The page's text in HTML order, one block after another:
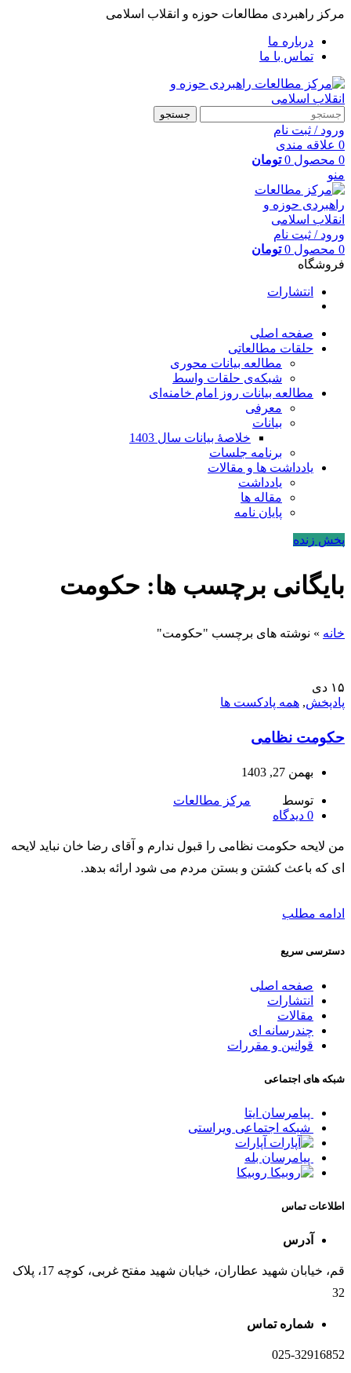
مرکز راهبردی مطالعات حوزه و انقلاب اسلامی
درباره ما
تماس با ما
جستجو
ورود / ثبت نام
0 علاقه مندی
0 محصول 0 تومان
منو
ورود / ثبت نام
0 محصول 0 تومان
فروشگاه
انتشارات
صفحه اصلی
حلقات مطالعاتی
مطالعه بیانات محوری
شبکه‌ی حلقات واسط
مطالعه بیانات روز امام خامنه‌ای
معرفی
بیانات
خلاصۀ بیانات سال 1403
برنامه جلسات
یادداشت ها و مقالات
یادداشت
مقاله ها
پایان نامه
پخش زنده
بایگانی برچسب ها: حکومت
خانه » نوشته های برچسب "حکومت"
۱۵ دی
پادپخش, همه پادکست ها
حکومت نظامی
بهمن 27, 1403
توسط
مرکز مطالعات
0 دیدگاه
من لایحه حکومت نظامی را قبول ندارم و آقای رضا خان نباید لایحه
ای که باعث کشتن و بستن مردم می شود ارائه بدهد.
ادامه مطلب
دسترسی سریع
صفحه اصلی
انتشارات
مقالات
چندرسانه ای
قوانین و مقررات
شبکه های اجتماعی
پیامرسان ایتا
شبکه اجتماعی ویراستی
آپارات
پیامرسان بله
روبیکا
اطلاعات تماس
آدرس
قم، خیابان شهید عطاران، خیابان شهید مفتح غربی، کوچه 17، پلاک
32
شماره تماس
025-32916852